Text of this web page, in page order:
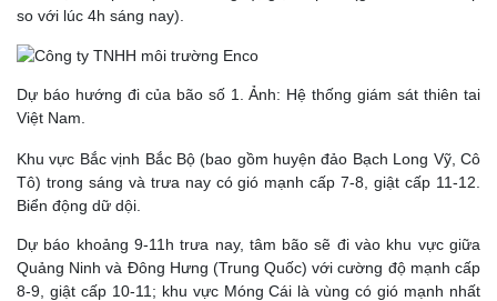
so với lúc 4h sáng nay).
Dự báo hướng đi của bão số 1. Ảnh: Hệ thống giám sát thiên tai
Việt Nam.
Khu vực Bắc vịnh Bắc Bộ (bao gồm huyện đảo Bạch Long Vỹ, Cô
Tô) trong sáng và trưa nay có gió mạnh cấp 7-8, giật cấp 11-12.
Biển động dữ dội.
Dự báo khoảng 9-11h trưa nay, tâm bão sẽ đi vào khu vực giữa
Quảng Ninh và Đông Hưng (Trung Quốc) với cường độ mạnh cấp
8-9, giật cấp 10-11; khu vực Móng Cái là vùng có gió mạnh nhất